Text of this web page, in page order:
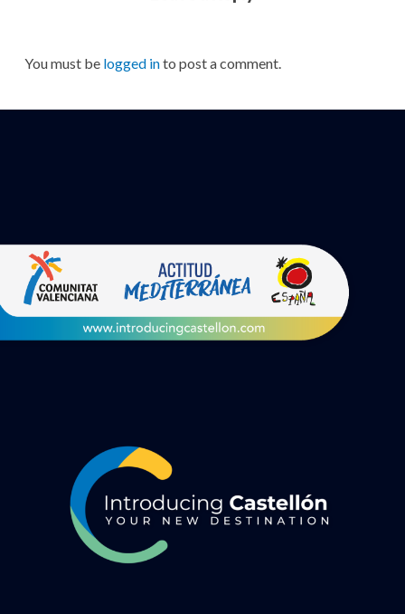
You must be logged into post a comment.